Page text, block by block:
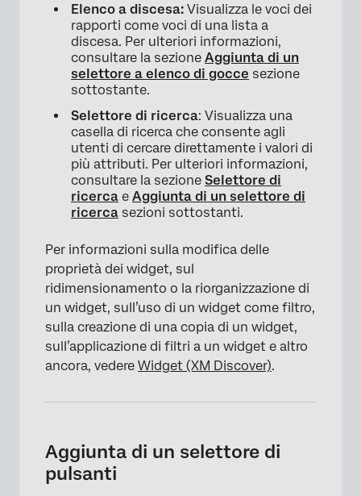
Elenco a discesa: Visualizza le voci dei
rapporti come voci di una lista a
discesa. Per ulteriori informazioni,
consultare la sezione Aggiunta di un
selettore a elenco di gocce sezione
sottostante.
Selettore di ricerca: Visualizza una
casella di ricerca che consente agli
utenti di cercare direttamente i valori di
più attributi. Per ulteriori informazioni,
consultare la sezione Selettore di
ricerca e Aggiunta di un selettore di
ricerca sezioni sottostanti.
Per informazioni sulla modifica delle
proprietà dei widget, sul
ridimensionamento o la riorganizzazione di
un widget, sull’uso di un widget come filtro,
sulla creazione di una copia di un widget,
sull’applicazione di filtri a un widget e altro
ancora, vedere Widget (XM Discover).
Aggiunta di un selettore di
pulsanti